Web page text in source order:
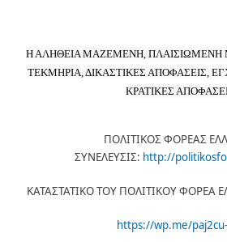
Η ΑΛΗΘΕΙΑ ΜΑΖΕΜΕΝΗ, ΠΛΑΙΣΙΩΜΕΝΗ
ΤΕΚΜΗΡΙΑ, ΔΙΚΑΣΤΙΚΕΣ ΑΠΟΦΑΣΕΙΣ,
ΚΡΑΤΙΚΕΣ
ΠΟΛΙΤΙΚΟΣ ΦΟΡΕΑΣ
ΣΥΝΕΛΕΥΣΙΣ: http://
ΚΑΤΑΣΤΑΤΙΚΟ ΤΟΥ ΠΟΛΙΤΙΚΟΥ ΦΟΡΕΑ
https://wp.me/